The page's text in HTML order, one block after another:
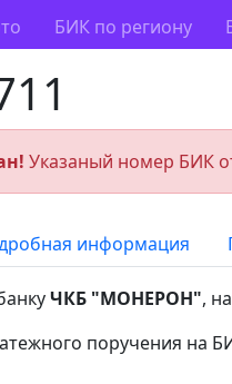
БИК по региону
Указаный номер БИК
информация
ЧКБ "МОНЕРОН",
поручения на